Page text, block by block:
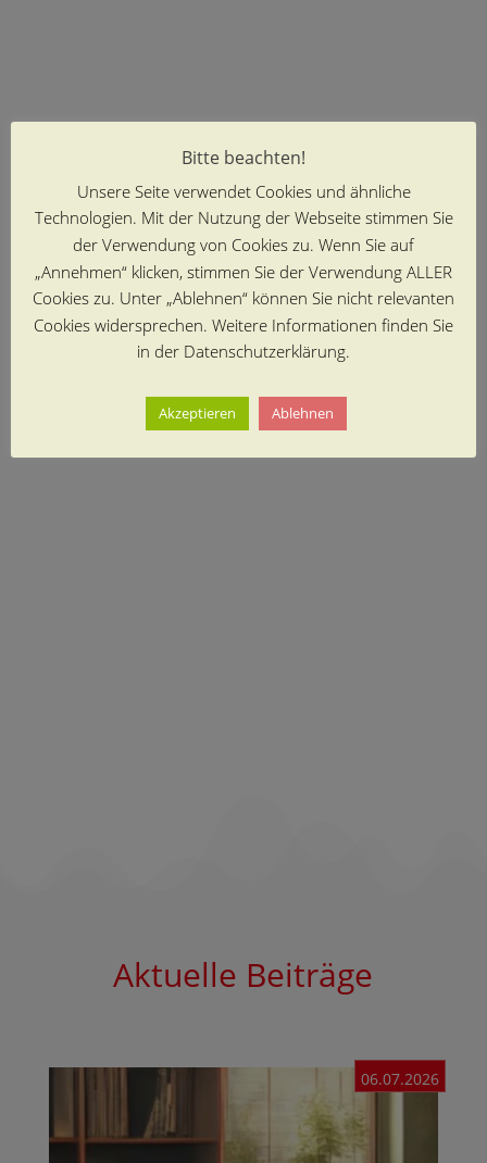
Aktuelle Beiträge
06.07.2026
Bitte beachten!
Unsere Seite verwendet Cookies und ähnliche
Technologien. Mit der Nutzung der Webseite stimmen Sie
der Verwendung von Cookies zu. Wenn Sie auf
„Annehmen“ klicken, stimmen Sie der Verwendung ALLER
Cookies zu. Unter „Ablehnen“ können Sie nicht relevanten
Cookies widersprechen. Weitere Informationen finden Sie
in der Datenschutzerklärung.
Akzeptieren Ablehnen